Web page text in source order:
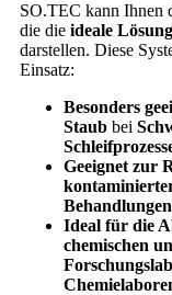
SO.TEC kann Ihnen
die die ideale
darstellen. Diese
Einsatz:
Besonders
Staub bei
Geeignet zur
Behandlungen
Ideal für die
chemischen